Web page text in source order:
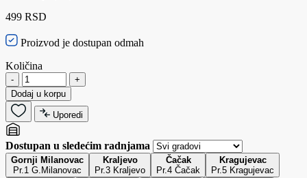
499 RSD
Proizvod je dostupan odmah
Količina
-
+
Dodaj u korpu
Uporedi
Dostupan u sledećim radnjama
Gornji Milanovac
Pr.1 G.Milanovac
Kraljevo
Pr.3 Kraljevo
Čačak
Pr.4 Čačak
Kragujevac
Pr.5 Kragujevac